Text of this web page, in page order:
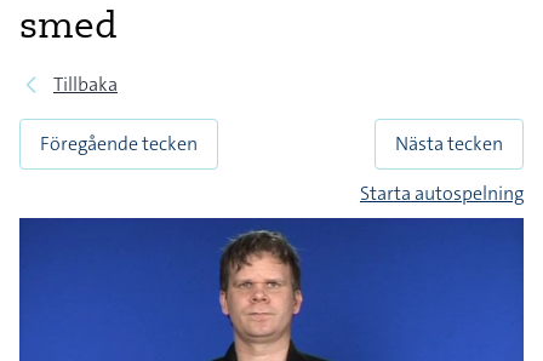
smed
Tillbaka
Föregående tecken
Nästa tecken
Starta autospelning